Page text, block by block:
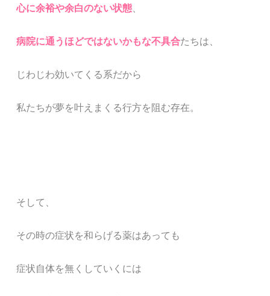
心に余裕や余白のない状態、
病院に通うほどではないかもな不具合たちは、
じわじわ効いてくる系だから
私たちが夢を叶えまくる行方を阻む存在。
そして、
その時の症状を和らげる薬はあっても
症状自体を無くしていくには